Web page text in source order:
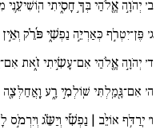
ב׳ יְהֹוָ֣ה אֱ֖לֹהַי בְּךָ֣ חָסִ֑יתִי הֽוֹשִׁיעֵ֥נִי
ג׳ פֶּן־יִטְרֹ֣ף כְּאַרְיֵ֣ה נַפְשִׁ֑י פֹּ֜רֵ֗ק
ד׳ יְהֹוָ֣ה אֱ֖לֹהַי אִם־עָשִׂ֣יתִי זֹ֑את
ה׳ אִם־גָּ֖מַֽלְתִּי שֽׁוֹלְמִ֣י רָ֑ע וָֽאֲחַלְּצָ֖ה
ו׳ יִֽרַדֹּ֥ף אוֹיֵ֨ב | נַפְשִׁ֡י וְיַשֵּׂ֗ג